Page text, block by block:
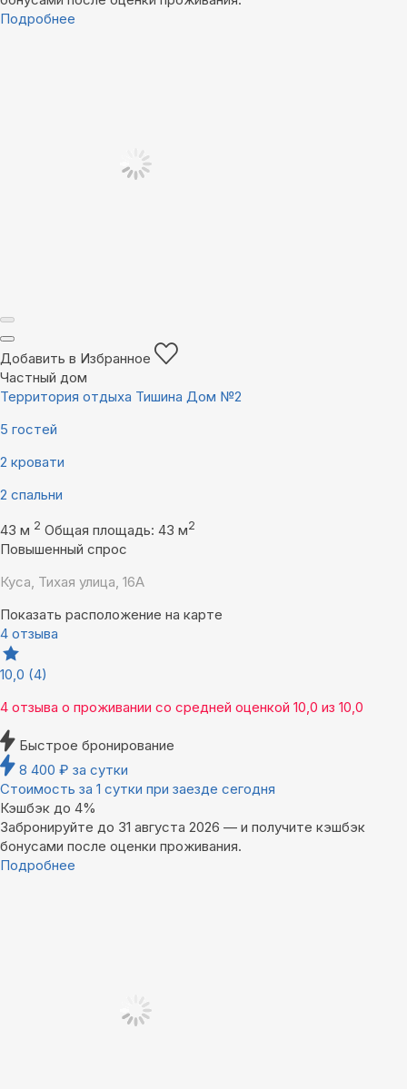
Подробнее
Добавить в Избранное
Частный дом
Территория отдыха Тишина Дом №2
5 гостей
2 кровати
2 спальни
43 м 2 Общая площадь: 43 м2
Повышенный спрос
Куса, Тихая улица, 16А
Показать расположение на карте
4 отзыва
10,0 (4)
4 отзыва о проживании со средней оценкой 10,0 из 10,0
Быстрое бронирование
8 400 ₽ за сутки
Стоимость за 1 сутки при заезде сегодня
Кэшбэк до 4%
Забронируйте до 31 августа 2026 — и получите кэшбэк
бонусами после оценки проживания.
Подробнее